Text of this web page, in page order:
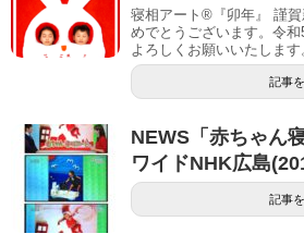
寝相アート®『卯年』 謹
めでとうございます。令
よろしくお願いいたします
記事
NEWS「赤ちゃん
ワイドNHK広島
記事